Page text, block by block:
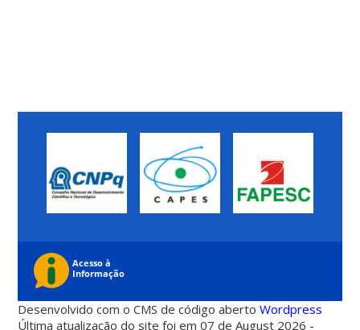
Desenvolvido com o CMS de código abertoWordpress
Última atualização do site foi em 07 de August 2026 -